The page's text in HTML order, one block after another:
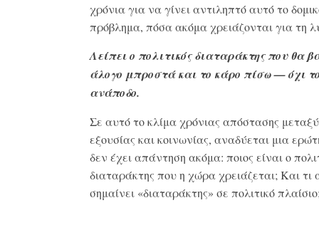
χρόνια για να γίνει αντιληπτό αυτό το
πρόβλημα, πόσα ακόμα χρειάζονται για τη
Λείπει ο πολιτικός διαταράκτης που θα
άλογο μπροστά και το κάρο πίσω — όχι
ανάποδο.
Σε αυτό το κλίμα χρόνιας απόστασης μεταξύ
εξουσίας και κοινωνίας, αναδύεται μια
δεν έχει απάντηση ακόμα: ποιος είναι ο
διαταράκτης που η χώρα χρειάζεται; Και τι
σημαίνει «διαταράκτης» σε πολιτικό